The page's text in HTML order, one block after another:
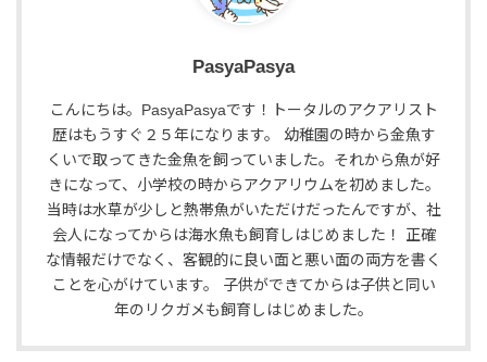
PasyaPasya
こんにちは。PasyaPasyaです！トータルのアクアリスト
歴はもうすぐ２５年になります。 幼稚園の時から金魚す
くいで取ってきた金魚を飼っていました。それから魚が好
きになって、小学校の時からアクアリウムを初めました。
当時は水草が少しと熱帯魚がいただけだったんですが、社
会人になってからは海水魚も飼育しはじめました！ 正確
な情報だけでなく、客観的に良い面と悪い面の両方を書く
ことを心がけています。 子供ができてからは子供と同い
年のリクガメも飼育しはじめました。